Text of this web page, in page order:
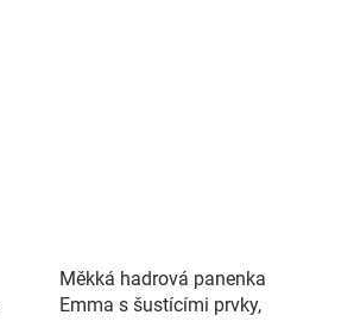
Měkká hadrová panenka
Emma s šustícími prvky,